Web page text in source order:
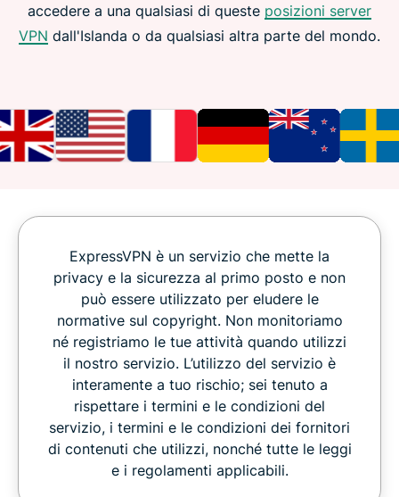
accedere a una qualsiasi di queste posizioni server
VPN dall'Islanda o da qualsiasi altra parte del mondo.
ExpressVPN è un servizio che mette la
privacy e la sicurezza al primo posto e non
può essere utilizzato per eludere le
normative sul copyright. Non monitoriamo
né registriamo le tue attività quando utilizzi
il nostro servizio. L’utilizzo del servizio è
interamente a tuo rischio; sei tenuto a
rispettare i termini e le condizioni del
servizio, i termini e le condizioni dei fornitori
di contenuti che utilizzi, nonché tutte le leggi
e i regolamenti applicabili.